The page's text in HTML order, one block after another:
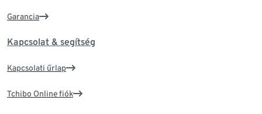
Garancia
Kapcsolat & segítség
Kapcsolati űrlap
Tchibo Online fiók